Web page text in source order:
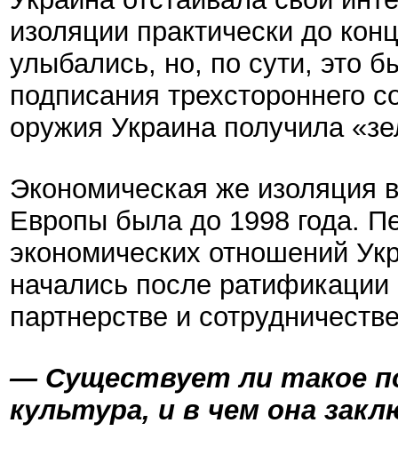
изоляции практически до
улыбались, но, по сути, это
подписания трехстороннего
оружия Украина получила
Экономическая же изоляция
Европы была до 1998 года.
экономических отношений
начались после
партнерстве и
— Существует ли такое
культура, и в чем она